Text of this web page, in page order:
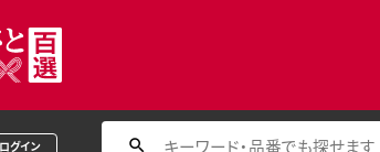
ログイン